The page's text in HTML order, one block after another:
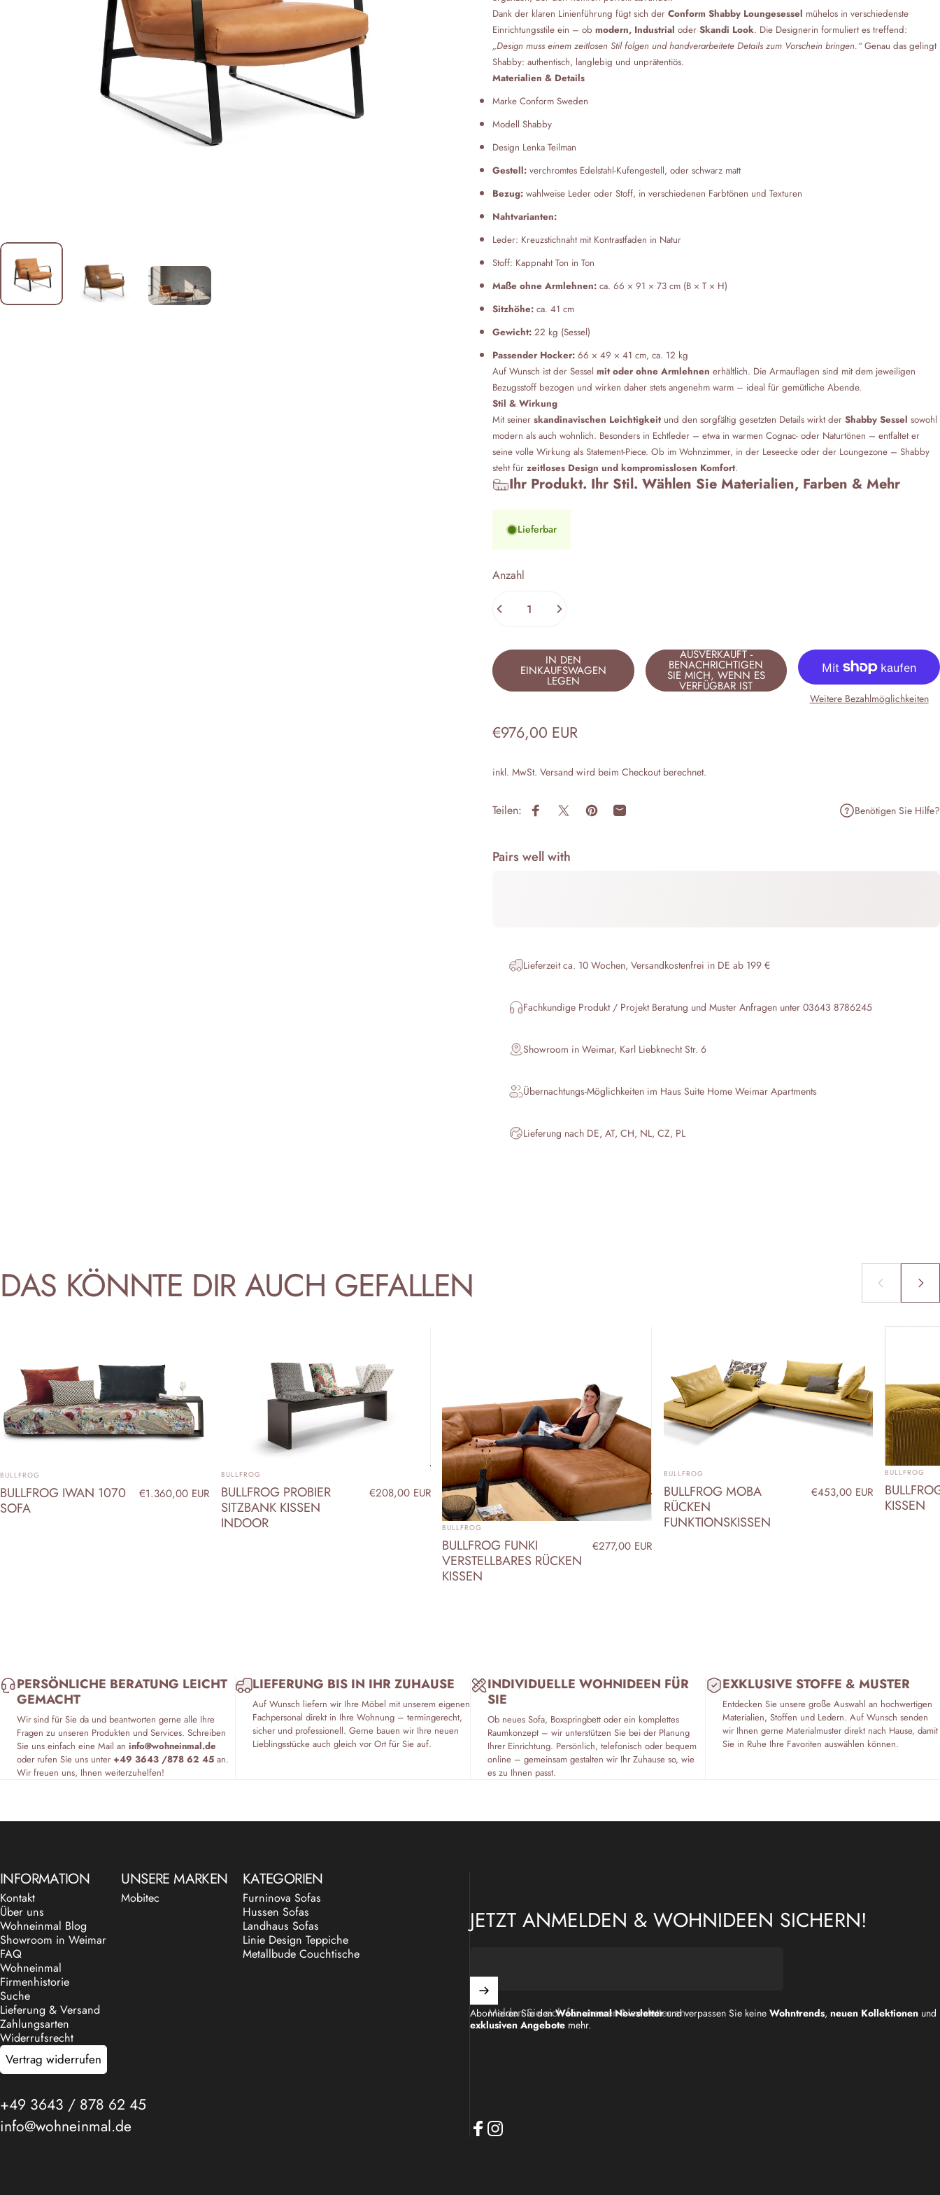
Dank der klaren Linienführung fügt sich der Conform Shabby Loungesessel mühelos in verschiedenste
Einrichtungsstile ein – ob modern, Industrial oder Skandi Look. Die Designerin formuliert es treffend:
„Design muss einem zeitlosen Stil folgen und handverarbeitete Details zum Vorschein bringen.“Genau das gelingt
Shabby: authentisch, langlebig und unprätentiös.
Materialien & Details
Marke Conform Sweden
Modell Shabby
Design Lenka Teilman
Gestell:verchromtes Edelstahl-Kufengestell, oder schwarz matt
Bezug:wahlweise Leder oder Stoff, in verschiedenen Farbtönen und Texturen
Nahtvarianten:
Leder: Kreuzstichnaht mit Kontrastfaden in Natur
Stoff: Kappnaht Ton in Ton
Maße ohne Armlehnen:ca. 66 × 91 × 73 cm (B × T × H)
Sitzhöhe:ca. 41 cm
Gewicht:22 kg (Sessel)
Passender Hocker:66 × 49 × 41 cm, ca. 12 kg
Auf Wunsch ist der Sessel mit oder ohne Armlehnen erhältlich. Die Armauflagen sind mit dem jeweiligen
Bezugsstoff bezogen und wirken daher stets angenehm warm – ideal für gemütliche Abende.
Stil & Wirkung
Mit seiner skandinavischen Leichtigkeitund den sorgfältig gesetzten Details wirkt der Shabby Sessel sowohl
modern als auch wohnlich. Besonders in Echtleder – etwa in warmen Cognac‑ oder Naturtönen – entfaltet er
seine volle Wirkung als Statement-Piece. Ob im Wohnzimmer, in der Leseecke oder der Loungezone – Shabby
steht für zeitloses Design und kompromisslosen Komfort.
Ihr Produkt. Ihr Stil. Wählen Sie Materialien, Farben & Mehr
Lieferbar
Anzahl
IN DEN
EINKAUFSWAGEN
LEGEN
AUSVERKAUFT -
BENACHRICHTIGEN
SIE MICH, WENN ES
VERFÜGBAR IST
Weitere Bezahlmöglichkeiten
€976,00 EUR
inkl. MwSt. Versand wird beim Checkout berechnet.
Teilen: Auf Facebook teilen
Auf X teilenAuf Pinterest pinnen
Per E-Mail teilen Benötigen Sie Hilfe?
Pairs well with
Lieferzeit ca. 10 Wochen, Versandkostenfrei in DE ab 199 €
Fachkundige Produkt / Projekt Beratung und Muster Anfragen unter 03643 8786245
Showroom in Weimar, Karl Liebknecht Str. 6
Übernachtungs-Möglichkeiten im Haus Suite Home Weimar Apartments
Lieferung nach DE, AT, CH, NL, CZ, PL
DAS KÖNNTE DIRAUCH GEFALLEN
ANBIETER:
BULLFROG
BULLFROG IWAN 1070
SOFA
€1.360,00 EUR
ANBIETER:
BULLFROG
BULLFROG PROBIER
SITZBANK KISSEN
INDOOR
€208,00 EUR
ANBIETER:
BULLFROG
BULLFROG FUNKI
VERSTELLBARES RÜCKEN
KISSEN
€277,00 EUR
ANBIETER:
BULLFROG
BULLFROG MOBA
RÜCKEN
FUNKTIONSKISSEN
€453,00 EUR
ANBIETER:
BULLFROG
KISSEN
PERSÖNLICHE BERATUNG LEICHT
GEMACHT
Wir sind für Sie da und beantworten gerne alle Ihre
Fragen zu unseren Produkten und Services. Schreiben
Sie uns einfach eine Mail an info@wohneinmal.de
oder rufen Sie uns unter+49 3643 /878 62 45 an.
Wir freuen uns, Ihnen weiterzuhelfen!
LIEFERUNG BIS IN IHR ZUHAUSE
Auf Wunsch liefern wir Ihre Möbel mit unserem eigenen
Fachpersonal direkt in Ihre Wohnung – termingerecht,
sicher und professionell. Gerne bauen wir Ihre neuen
Lieblingsstücke auch gleich vor Ort für Sie auf.
INDIVIDUELLE WOHNIDEEN FÜR
SIE
Ob neues Sofa, Boxspringbett oder ein komplettes
Raumkonzept – wir unterstützen Sie bei der Planung
Ihrer Einrichtung. Persönlich, telefonisch oder bequem
online – gemeinsam gestalten wir Ihr Zuhause so, wie
es zu Ihnen passt.
EXKLUSIVE STOFFE & MUSTER
Entdecken Sie unsere große Auswahl an hochwertigen
Materialien, Stoffen und Ledern. Auf Wunsch senden
wir Ihnen gerne Materialmuster direkt nach Hause, damit
Sie in Ruhe Ihre Favoriten auswählen können.
INFORMATION
Kontakt
Über uns
Wohneinmal Blog
Showroom in Weimar
FAQ
Wohneinmal
Firmenhistorie
Suche
Lieferung & Versand
Zahlungsarten
Widerrufsrecht
Vertrag widerrufen
UNSERE MARKEN
Mobitec
KATEGORIEN
Furninova Sofas
Hussen Sofas
Landhaus Sofas
Linie Design Teppiche
Metallbude Couchtische
+49 3643 / 878 62 45
info@wohneinmal.de
JETZT ANMELDEN & WOHNIDEEN SICHERN!
Melden Sie sich für unseren Newsletter an
Abonnieren Sie denWohneinmal Newsletterund verpassen Sie keine Wohntrends, neuen Kollektionen und
exklusiven Angebote mehr.